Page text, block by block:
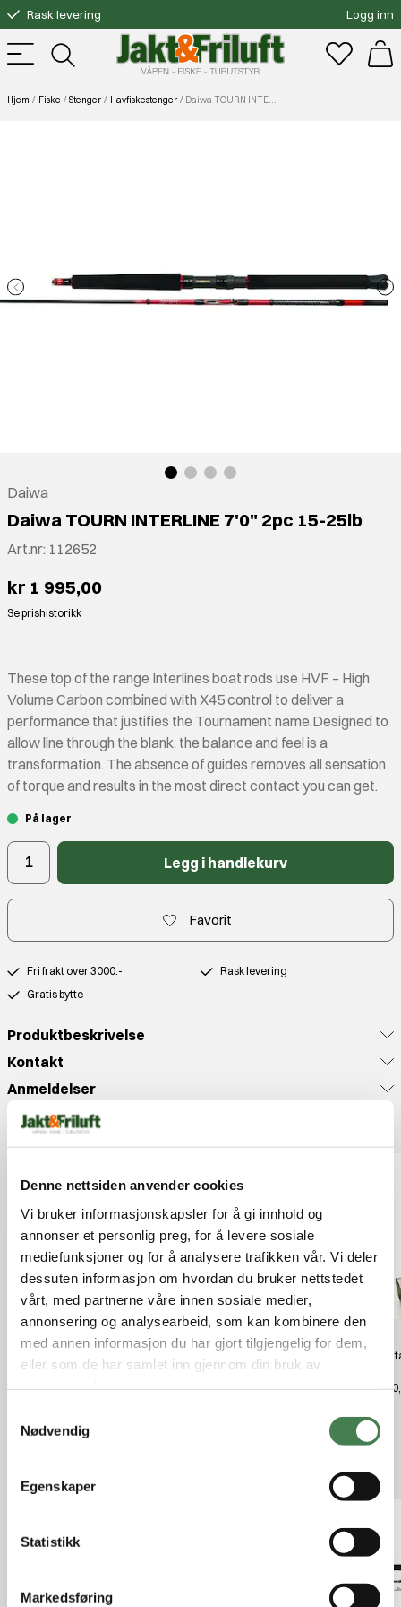
Denne nettsiden anvender cookies
Vi bruker informasjonskapsler for å gi innhold og
annonser et personlig preg, for å levere sosiale
mediefunksjoner og for å analysere trafikken vår. Vi deler
dessuten informasjon om hvordan du bruker nettstedet
vårt, med partnerne våre innen sosiale medier,
annonsering og analysearbeid, som kan kombinere den
med annen informasjon du har gjort tilgjengelig for dem,
eller som de har samlet inn gjennom din bruk av
Nødvendig
Egenskaper
Statistikk
Markedsføring
Rask levering
Gratis bytte
Fri frakt over 3000.-
Logg inn
Hjem Fiske Stenger Havfiskestenger Daiwa TOURN INTERLINE 7'0" 2pc 15-25lb
Daiwa
Daiwa TOURN INTERLINE 7'0" 2pc 15-25lb
Art.nr: 112652
kr 1 995,00
Se prishistorikk
These top of the range Interlines boat rods use HVF – High
Volume Carbon combined with X45 control to deliver a
performance that justifies the Tournament name.Designed to
allow line through the blank, the balance and feel is a
transformation. The absence of guides removes all sensation
of torque and results in the most direct contact you can get.
På lager
Legg i handlekurv
Favorit
Fri frakt over 3000.-
Rask levering
Gratis bytte
Produktbeskrivelse
Kontakt
Anmeldelser
Populære produkter
Gauge
kr 1 399,00
Insert
kr 350,00
kr